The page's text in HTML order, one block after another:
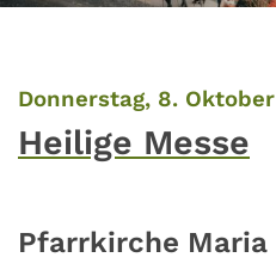
Donnerstag, 8.
Heilige Messe
Pfarrkirche